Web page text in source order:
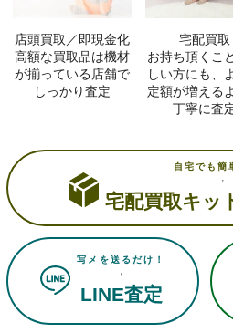
店頭買取／即現金化
高額な買取品は機材
が揃っている店舗で
しっかり査定
宅配買取
お持ち頂くこ
しい方にも、
定額が増える
丁寧に査
自宅でも簡
宅配買取キッ
写メを送るだけ！
LINE査定